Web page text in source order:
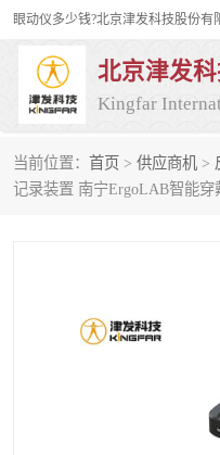
北京津发
Kingfar
当前位置： 首页 > 供应商机 >
记录装置 南宁ErgoLAB智能
皮电仪
行为观察与表情分析